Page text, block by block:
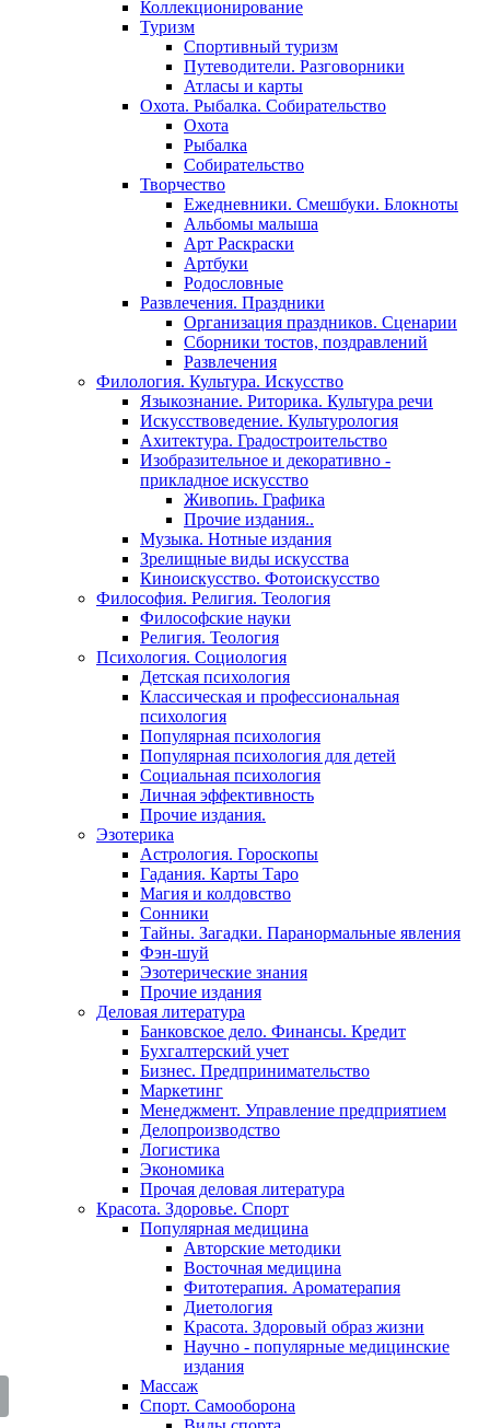
Коллекционирование
Туризм
Спортивный туризм
Путеводители. Разговорники
Атласы и карты
Охота. Рыбалка. Собирательство
Охота
Рыбалка
Собирательство
Творчество
Ежедневники. Смешбуки. Блокноты
Альбомы малыша
Арт Раскраски
Артбуки
Родословные
Развлечения. Праздники
Организация праздников. Сценарии
Сборники тостов, поздравлений
Развлечения
Филология. Культура. Искусство
Языкознание. Риторика. Культура речи
Искусствоведение. Культурология
Ахитектура. Градостроительство
Изобразительное и декоративно -
прикладное искусство
Живопиь. Графика
Прочие издания..
Музыка. Нотные издания
Зрелищные виды искусства
Киноискусство. Фотоискусство
Философия. Религия. Теология
Философские науки
Религия. Теология
Психология. Социология
Детская психология
Классическая и профессиональная
психология
Популярная психология
Популярная психология для детей
Социальная психология
Личная эффективность
Прочие издания.
Эзотерика
Астрология. Гороскопы
Гадания. Карты Таро
Магия и колдовство
Сонники
Тайны. Загадки. Паранормальные явления
Фэн-шуй
Эзотерические знания
Прочие издания
Деловая литература
Банковское дело. Финансы. Кредит
Бухгалтерский учет
Бизнес. Предпринимательство
Маркетинг
Менеджмент. Управление предприятием
Делопроизводство
Логистика
Экономика
Прочая деловая литература
Красота. Здоровье. Спорт
Популярная медицина
Авторские методики
Восточная медицина
Фитотерапия. Ароматерапия
Диетология
Красота. Здоровый образ жизни
Научно - популярные медицинские
издания
Массаж
Спорт. Самооборона